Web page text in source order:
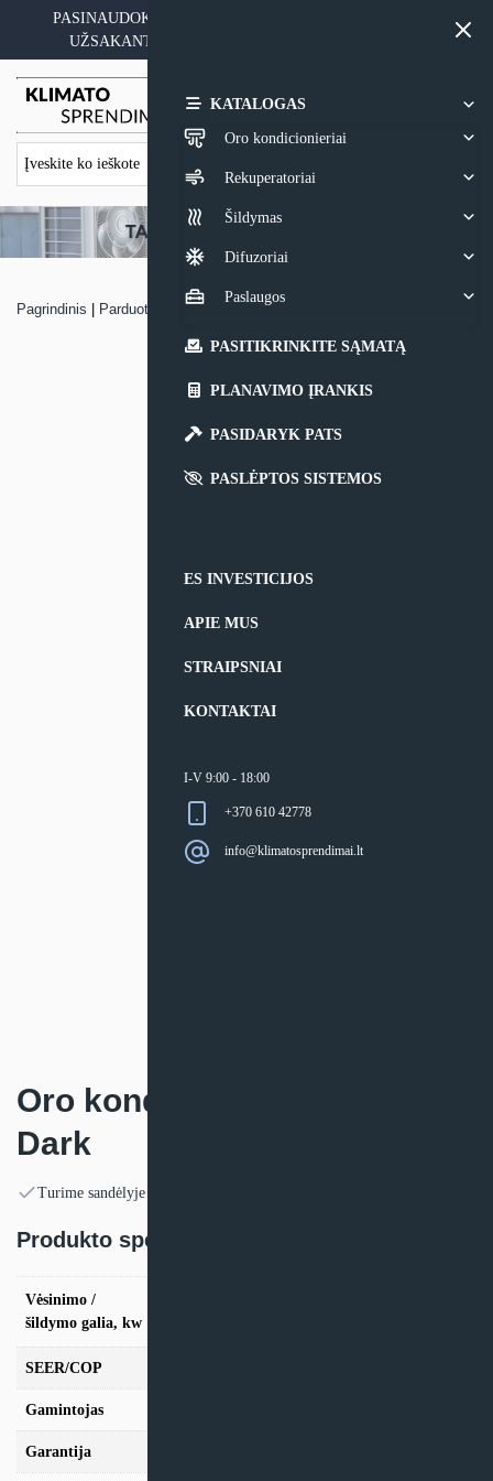
content
PASINAUDOKITE YPATINGAIS KAINOS PASIŪLYMAIS
UŽSAKANT ĮRANGĄ SU MONTAVIMO PASLAUGA
KATALOGAS
Oro kondicionieriai
Rekuperatoriai
Šildymas
Difuzoriai
Paslaugos
PASITIKRINKITE SĄMATĄ
PLANAVIMO ĮRANKIS
PASIDARYK PATS
PASLĖPTOS SISTEMOS
ES INVESTICIJOS
APIE MUS
STRAIPSNIAI
KONTAKTAI
I-V 9:00 - 18:00
+370 610 42778
info@klimatosprendimai.lt
Pagrindinis Parduotuvė Oro kondicionierius Inventor Dark
Oro kondicionierius Inventor
Dark
Turime sandėlyje
Produkto specifikacija:
Vėsinimo /
šildymo galia, kw
SEER/COP
Gamintojas
Garantija